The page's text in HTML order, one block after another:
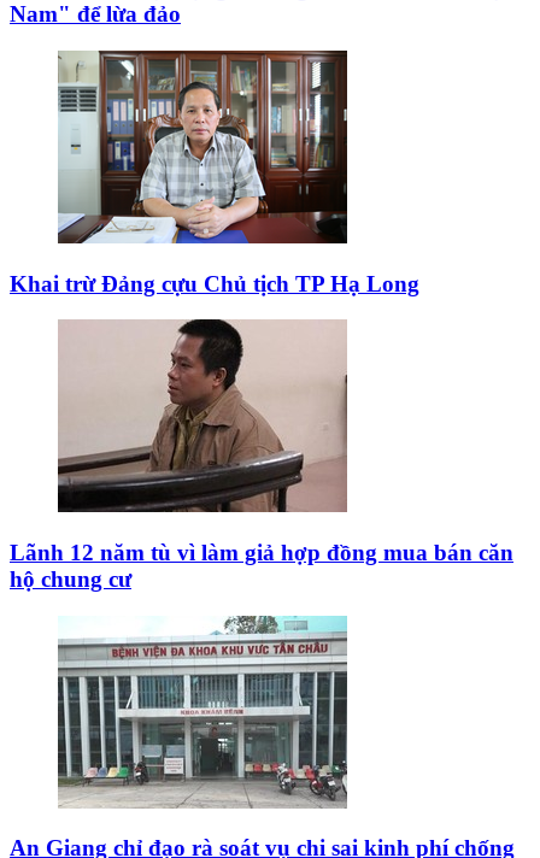
Nam" để lừa đảo
Khai trừ Đảng cựu Chủ tịch TP Hạ Long
Lãnh 12 năm tù vì làm giả hợp đồng mua bán căn
hộ chung cư
An Giang chỉ đạo rà soát vụ chi sai kinh phí chống